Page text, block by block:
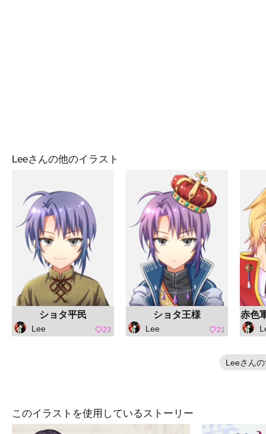
Leeさんの他のイラスト
ショタ平民
Lee 23
ショタ王様
Lee 21
赤色
Leeさん
このイラストを使用しているストーリー